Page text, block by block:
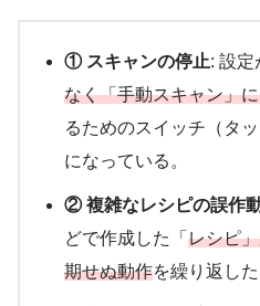
① スキャンの停止: 設定
なく「手動スキャン」
るためのスイッチ（タ
になっている。
② 複雑なレシピの誤作
どで作成した「 レシピ
期せぬ動作を繰り返し